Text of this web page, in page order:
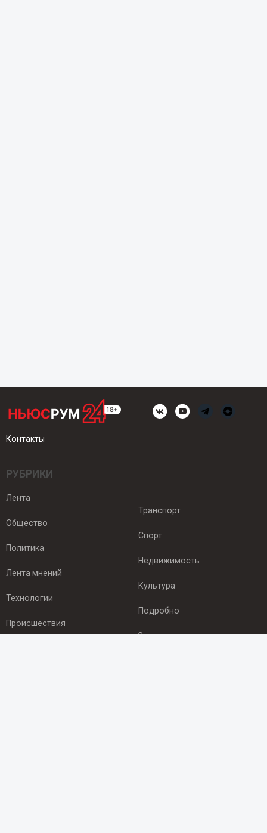
Контакты
РУБРИКИ
Лента
Общество
Политика
Лента мнений
Технологии
Происшествия
Транспорт
Спорт
Недвижимость
Культура
Подробно
Здоровье